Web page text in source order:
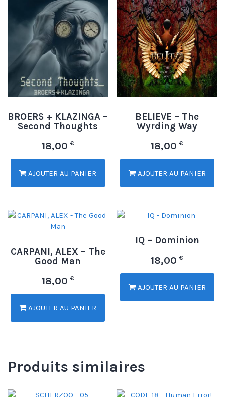
BROERS + KLAZINGA –
Second Thoughts
18,00 €
AJOUTER AU PANIER
BELIEVE – The
Wyrding Way
18,00€
AJOUTER AU PANIER
CARPANI, ALEX – The
Good Man
18,00 €
AJOUTER AU PANIER
IQ – Dominion
18,00€
AJOUTER AU PANIER
Produits similaires